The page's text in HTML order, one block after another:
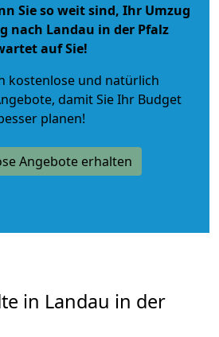
Sie so weit sind, Ihr Umzug
nach Landau in der Pfalz
auf Sie!
kostenlose und natürlich
, damit Sie Ihr Budget
planen!
Angebote erhalten
in Landau in der